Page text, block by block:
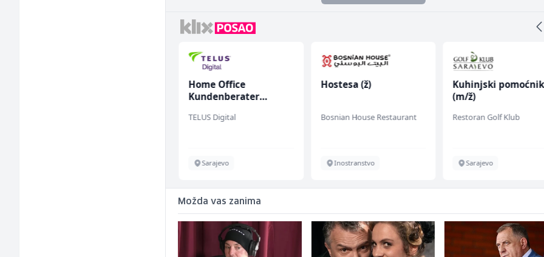
Home Office
Kundenberater
TELUS Digital
Sarajevo
Hostesa (ž)
Bosnian House Restaurant
Inostranstvo
Kuhinjski pomoćnik
(m/ž)
Restoran Golf Klub
Sarajevo
Možda vas zanima